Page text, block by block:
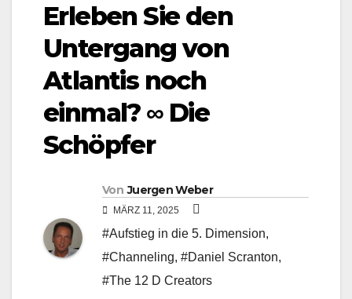
Erleben Sie den
Untergang von
Atlantis noch
einmal? ∞ Die
Schöpfer
Von Juergen Weber
MÄRZ 11, 2025
#Aufstieg in die 5. Dimension,
#Channeling, #Daniel Scranton,
#The 12 D Creators